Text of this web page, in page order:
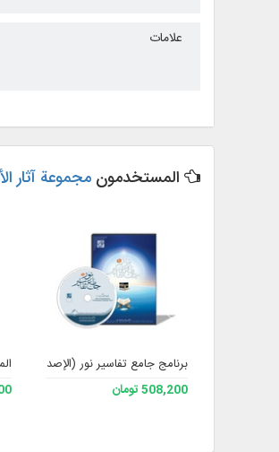
علامات
المستخدمونمجموعة آثار
برنامج جامع تفاسير نور (الإصدار 4)
508,200 تومان